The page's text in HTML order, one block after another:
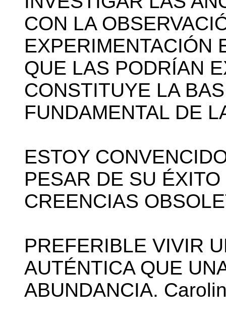
CON LA
EXPERIMENTACIÓN
QUE LAS PODRÍAN
CONSTITUYE LA
FUNDAMENTAL DE
ESTOY
PESAR DE SU
CREENCIAS
PREFERIBLE VIVIR
AUTÉNTICA QUE
ABUNDANCIA.